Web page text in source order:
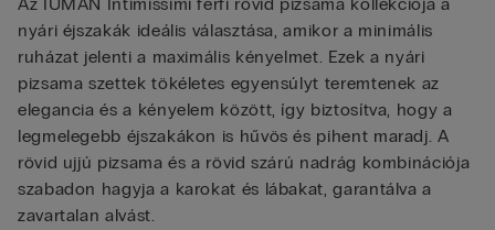
Az IUMAN Intimissimi férfi rövid pizsama kollekciója a
nyári éjszakák ideális választása, amikor a minimális
ruházat jelenti a maximális kényelmet. Ezek a nyári
pizsama szettek tökéletes egyensúlyt teremtenek az
elegancia és a kényelem között, így biztosítva, hogy a
legmelegebb éjszakákon is hűvös és pihent maradj. A
rövid ujjú pizsama és a rövid szárú nadrág kombinációja
szabadon hagyja a karokat és lábakat, garantálva a
zavartalan alvást.